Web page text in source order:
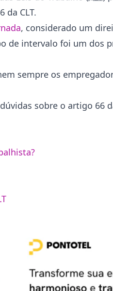
da CLT.
, considerado um
de intervalo foi um dos
sempre os
sobre o artigo 66